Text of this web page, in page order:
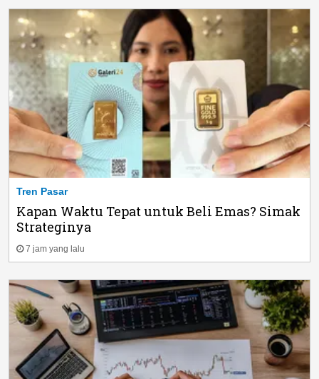
Tren Pasar
Kapan Waktu Tepat untuk Beli Emas? Simak
Strateginya
7 jam yang lalu